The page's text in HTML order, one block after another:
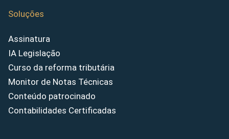
Soluções
Assinatura
IA Legislação
Curso da reforma tributária
Monitor de Notas Técnicas
Conteúdo patrocinado
Contabilidades Certificadas